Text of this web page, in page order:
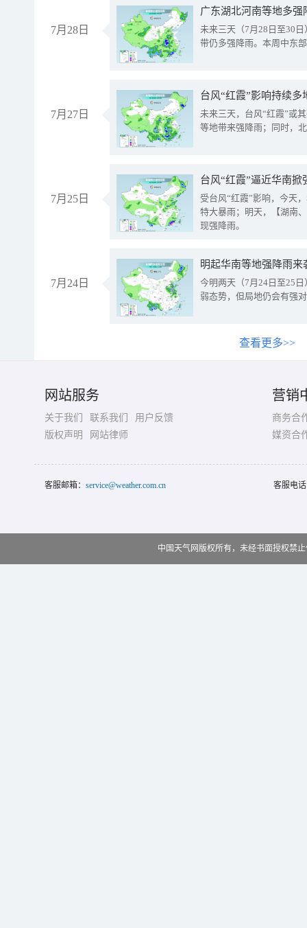
7月28日
广东湖北河南等地多
未来三天（7月28日至30
带仍多强降雨。本周中东
7月27日
台风“红霞”影响持续
未来三天，台风“红霞”或
等地带来强降雨；同时，
7月25日
台风“红霞”逼近华南
受台风“红霞”影响，今天
特大暴雨；明天，【湖南
现强降雨。
7月24日
明起华南等地强降雨
今明两天（7月24日至25
弱态势，但局地仍会有强
查看更多>>
网站服务
关于我们 联系我们
用户反馈
版权声明
网站律师
营销
商务合
媒资合
客服邮箱： service@weather.com.cn 客服电
中国天气网版权所有，未经书面授权